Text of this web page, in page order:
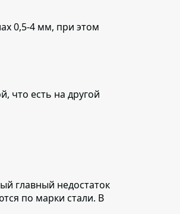
0,5-4 мм, при этом
что есть на другой
главный недостаток
по марки стали. В